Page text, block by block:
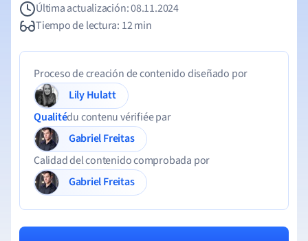
Última actualización: 08.11.2024
Tiempo de lectura: 12 min
Proceso de creación de contenido diseñado por
Lily Hulatt
Qualitédu contenu vérifiée par
Gabriel Freitas
Calidad del contenido comprobada por
Gabriel Freitas